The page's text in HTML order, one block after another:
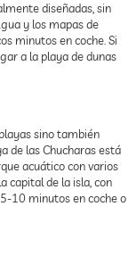
diseñadas, sin
y los mapas de
minutos en coche. Si
a la playa de dunas
sino también
de las Chucharas está
acuático con varios
capital de la isla, con
10 minutos en coche o